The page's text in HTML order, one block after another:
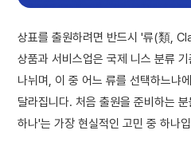
상표를 출원하려면 반드시 '류(類,
상품과 서비스업은 국제 니스 분류
나뉘며, 이 중 어느 류를 선택하느냐
달라집니다. 처음 출원을 준비하는
하나'는 가장 현실적인 고민 중 하나